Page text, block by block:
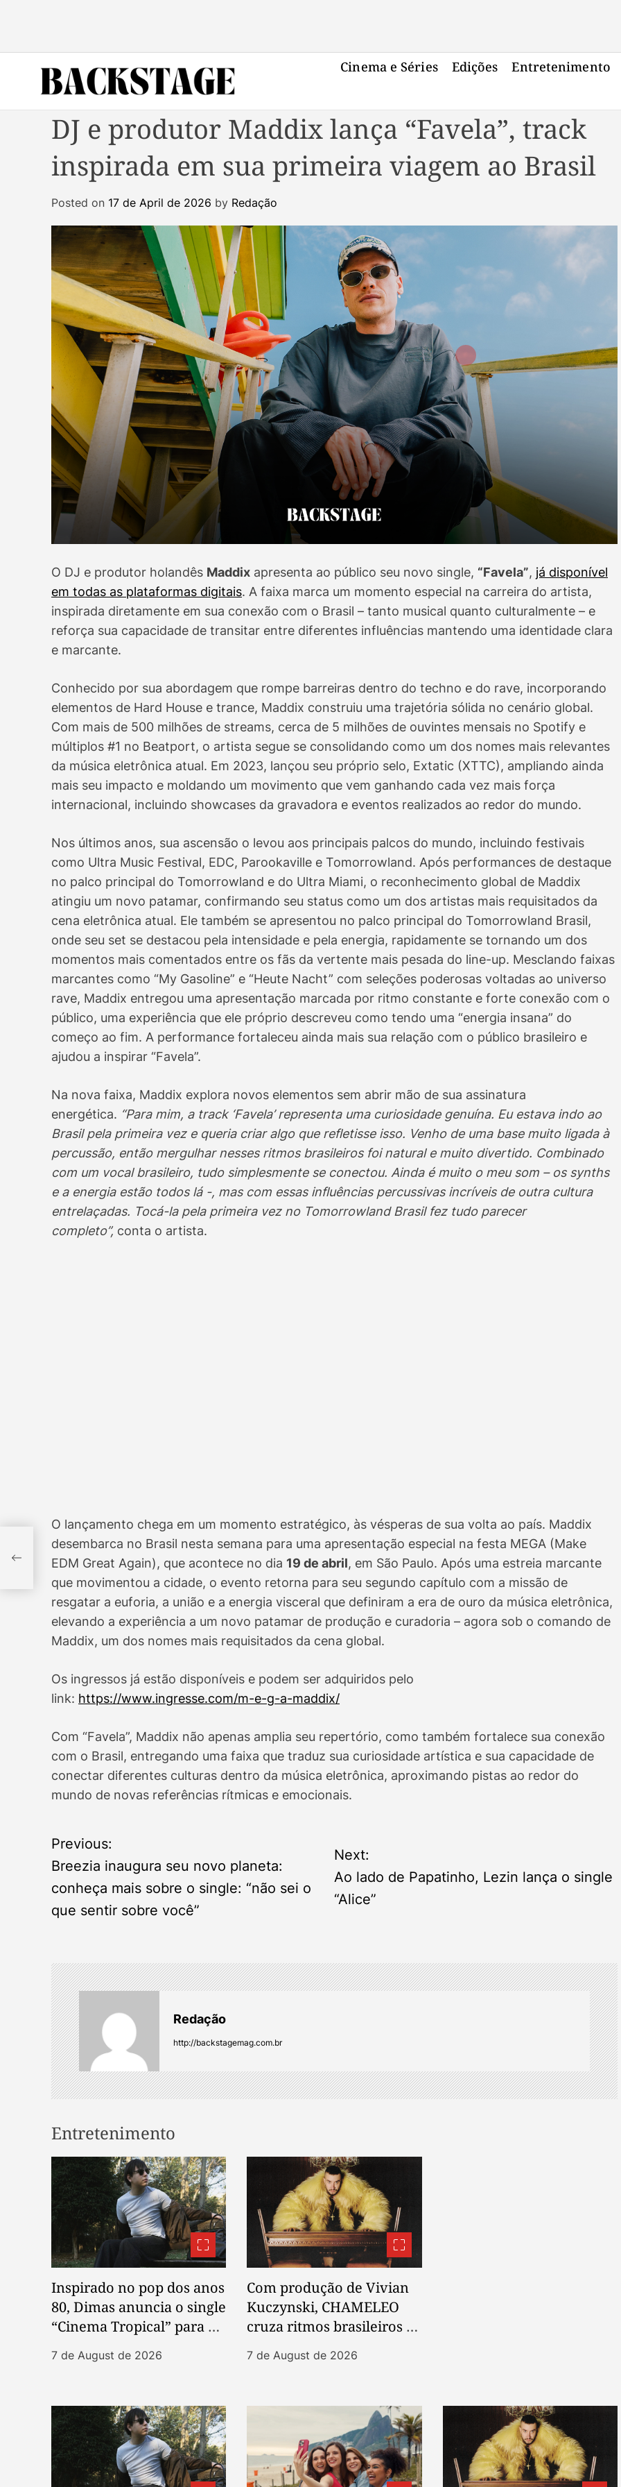
c
Cinema e Séries Edições Entretenimento
DJ e produtor Maddix lança “Favela”, track
inspirada em sua primeira viagem ao Brasil
Posted on 17 de April de 2026 by Redação
O DJ e produtor holandês Maddix apresenta ao público seu novo single, “Favela”, já disponível
em todas as plataformas digitais. A faixa marca um momento especial na carreira do artista,
inspirada diretamente em sua conexão com o Brasil – tanto musical quanto culturalmente – e
reforça sua capacidade de transitar entre diferentes influências mantendo uma identidade clara
e marcante.
Conhecido por sua abordagem que rompe barreiras dentro do techno e do rave, incorporando
elementos de Hard House e trance, Maddix construiu uma trajetória sólida no cenário global.
Com mais de 500 milhões de streams, cerca de 5 milhões de ouvintes mensais no Spotify e
múltiplos #1 no Beatport, o artista segue se consolidando como um dos nomes mais relevantes
da música eletrônica atual. Em 2023, lançou seu próprio selo, Extatic (XTTC), ampliando ainda
mais seu impacto e moldando um movimento que vem ganhando cada vez mais força
internacional, incluindo showcases da gravadora e eventos realizados ao redor do mundo.
Nos últimos anos, sua ascensão o levou aos principais palcos do mundo, incluindo festivais
como Ultra Music Festival, EDC, Parookaville e Tomorrowland. Após performances de destaque
no palco principal do Tomorrowland e do Ultra Miami, o reconhecimento global de Maddix
atingiu um novo patamar, confirmando seu status como um dos artistas mais requisitados da
cena eletrônica atual. Ele também se apresentou no palco principal do Tomorrowland Brasil,
onde seu set se destacou pela intensidade e pela energia, rapidamente se tornando um dos
momentos mais comentados entre os fãs da vertente mais pesada do line-up. Mesclando faixas
marcantes como “My Gasoline” e “Heute Nacht” com seleções poderosas voltadas ao universo
rave, Maddix entregou uma apresentação marcada por ritmo constante e forte conexão com o
público, uma experiência que ele próprio descreveu como tendo uma “energia insana” do
começo ao fim. A performance fortaleceu ainda mais sua relação com o público brasileiro e
ajudou a inspirar “Favela”.
Na nova faixa, Maddix explora novos elementos sem abrir mão de sua assinatura
energética. “Para mim, a track ‘Favela’ representa uma curiosidade genuína. Eu estava indo ao
Brasil pela primeira vez e queria criar algo que refletisse isso. Venho de uma base muito ligada à
percussão, então mergulhar nesses ritmos brasileiros foi natural e muito divertido. Combinado
com um vocal brasileiro, tudo simplesmente se conectou. Ainda é muito o meu som – os synths
e a energia estão todos lá -, mas com essas influências percussivas incríveis de outra cultura
entrelaçadas. Tocá-la pela primeira vez no Tomorrowland Brasil fez tudo parecer
completo”, conta o artista.
O lançamento chega em um momento estratégico, às vésperas de sua volta ao país. Maddix
desembarca no Brasil nesta semana para uma apresentação especial na festa MEGA (Make
EDM Great Again), que acontece no dia 19 de abril, em São Paulo. Após uma estreia marcante
que movimentou a cidade, o evento retorna para seu segundo capítulo com a missão de
resgatar a euforia, a união e a energia visceral que definiram a era de ouro da música eletrônica,
elevando a experiência a um novo patamar de produção e curadoria – agora sob o comando de
Maddix, um dos nomes mais requisitados da cena global.
Os ingressos já estão disponíveis e podem ser adquiridos pelo
link: https://www.ingresse.com/m-e-g-a-maddix/
Com “Favela”, Maddix não apenas amplia seu repertório, como também fortalece sua conexão
com o Brasil, entregando uma faixa que traduz sua curiosidade artística e sua capacidade de
conectar diferentes culturas dentro da música eletrônica, aproximando pistas ao redor do
mundo de novas referências rítmicas e emocionais.
P
o
s
n
a
v
i
a
t
i
o
n
Previous:
Breezia inaugura seu novo planeta:
conheça mais sobre o single: “não sei o
que sentir sobre você”
Next:
Ao lado de Papatinho, Lezin lança o single
“Alice”
Redação
http://backstagemag.com.br
Entretenimento
Inspirado no pop dos anos
80, Dimas anuncia o single
“Cinema Tropical” para o
7 de August de 2026
Com produção de Vivian
Kuczynski, CHAMELEO
cruza ritmos brasileiros e
7 de August de 2026